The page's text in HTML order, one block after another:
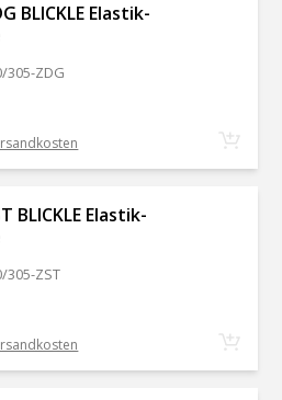
BLICKLE Elastik-
305-ZDG
BLICKLE Elastik-
305-ZST